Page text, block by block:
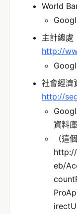
World
主計總處
http://
社會經濟
http://
資料
（這
eb/